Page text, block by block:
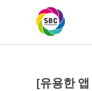
[유용한